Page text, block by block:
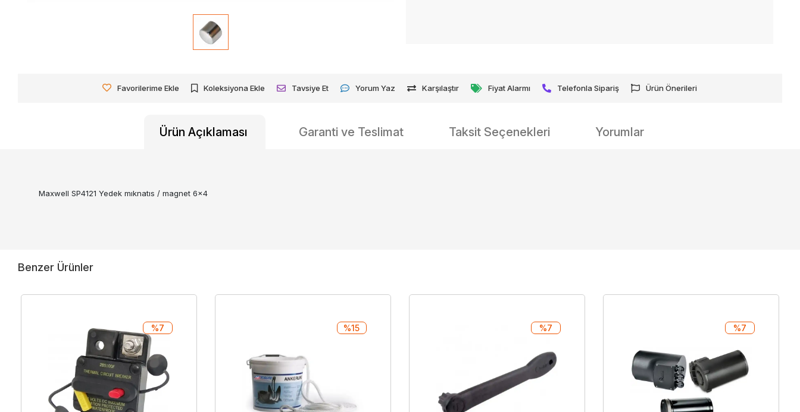
Favorilerime Ekle Koleksiyona Ekle Tavsiye Et Yorum Yaz Karşılaştır Fiyat Alarmı Telefonla Sipariş Ürün Önerileri
Ürün Açıklaması Garanti ve Teslimat Taksit Seçenekleri Yorumlar
Maxwell SP4121 Yedek mıknatıs / magnet 6x4
Benzer Ürünler
%7 %15 %7 %7